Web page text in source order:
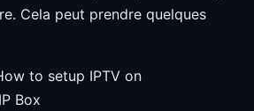
Cela peut prendre quelques